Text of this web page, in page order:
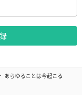
あらゆることは今起こる